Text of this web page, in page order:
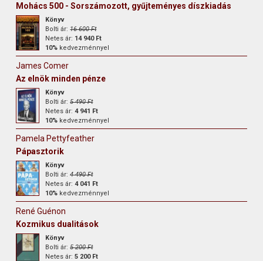
Mohács 500 - Sorszámozott, gyűjteményes díszkiadás
Könyv
Bolti ár:16 600 Ft
Netes ár: 14 940 Ft
10% kedvezménnyel
James Comer
Az elnök minden pénze
Könyv
Bolti ár:5 490 Ft
Netes ár:4 941 Ft
10% kedvezménnyel
Pamela Pettyfeather
Pápasztorik
Könyv
Bolti ár:4 490 Ft
Netes ár:4 041 Ft
10% kedvezménnyel
René Guénon
Kozmikus dualitások
Könyv
Bolti ár:5 200 Ft
Netes ár:5 200 Ft